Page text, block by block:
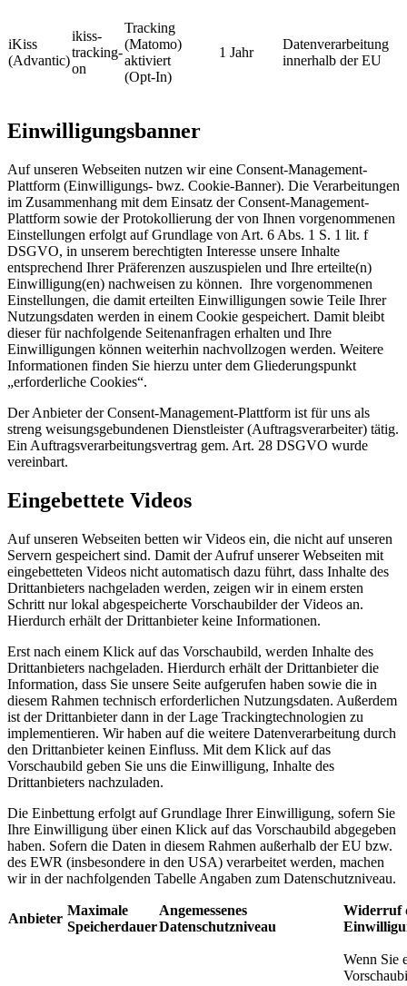
iKiss
(Advantic)
ikiss-
tracking-
on
Tracking
(Matomo)
aktiviert
(Opt-In)
1 Jahr
Datenverarbeitung
innerhalb der EU
Einwilligungsbanner
Auf unseren Webseiten nutzen wir eine Consent-Management-
Plattform (Einwilligungs- bwz. Cookie-Banner). Die Verarbeitungen
im Zusammenhang mit dem Einsatz der Consent-Management-
Plattform sowie der Protokollierung der von Ihnen vorgenommenen
Einstellungen erfolgt auf Grundlage von Art. 6 Abs. 1 S. 1 lit. f
DSGVO, in unserem berechtigten Interesse unsere Inhalte
entsprechend Ihrer Präferenzen auszuspielen und Ihre erteilte(n)
Einwilligung(en) nachweisen zu können. Ihre vorgenommenen
Einstellungen, die damit erteilten Einwilligungen sowie Teile Ihrer
Nutzungsdaten werden in einem Cookie gespeichert. Damit bleibt
dieser für nachfolgende Seitenanfragen erhalten und Ihre
Einwilligungen können weiterhin nachvollzogen werden. Weitere
Informationen finden Sie hierzu unter dem Gliederungspunkt
„erforderliche Cookies“.
Der Anbieter der Consent-Management-Plattform ist für uns als
streng weisungsgebundenen Dienstleister (Auftragsverarbeiter) tätig.
Ein Auftragsverarbeitungsvertrag gem. Art. 28 DSGVO wurde
vereinbart.
Eingebettete Videos
Auf unseren Webseiten betten wir Videos ein, die nicht auf unseren
Servern gespeichert sind. Damit der Aufruf unserer Webseiten mit
eingebetteten Videos nicht automatisch dazu führt, dass Inhalte des
Drittanbieters nachgeladen werden, zeigen wir in einem ersten
Schritt nur lokal abgespeicherte Vorschaubilder der Videos an.
Hierdurch erhält der Drittanbieter keine Informationen.
Erst nach einem Klick auf das Vorschaubild, werden Inhalte des
Drittanbieters nachgeladen. Hierdurch erhält der Drittanbieter die
Information, dass Sie unsere Seite aufgerufen haben sowie die in
diesem Rahmen technisch erforderlichen Nutzungsdaten. Außerdem
ist der Drittanbieter dann in der Lage Trackingtechnologien zu
implementieren. Wir haben auf die weitere Datenverarbeitung durch
den Drittanbieter keinen Einfluss. Mit dem Klick auf das
Vorschaubild geben Sie uns die Einwilligung, Inhalte des
Drittanbieters nachzuladen.
Die Einbettung erfolgt auf Grundlage Ihrer Einwilligung, sofern Sie
Ihre Einwilligung über einen Klick auf das Vorschaubild abgegeben
haben. Sofern die Daten in diesem Rahmen außerhalb der EU bzw.
des EWR (insbesondere in den USA) verarbeitet werden, machen
wir in der nachfolgenden Tabelle Angaben zum Datenschutzniveau.
Anbieter
Maximale
Speicherdauer
Angemessenes
Datenschutzniveau
Widerruf
Wenn Sie